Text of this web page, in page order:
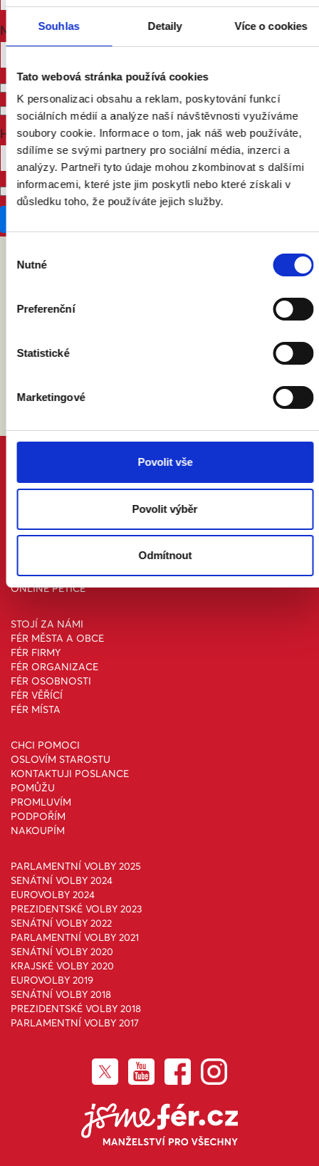
Souhlas Detaily Více o cookies
Tato webová stránka používá cookies
K personalizaci obsahu a reklam, poskytování funkcí
sociálních médií a analýze naší návštěvnosti využíváme
soubory cookie. Informace o tom, jak náš web používáte,
sdílíme se svými partnery pro sociální média, inzerci a
analýzy. Partneři tyto údaje mohou zkombinovat s dalšími
informacemi, které jste jim poskytli nebo které získali v
důsledku toho, že používáte jejich služby.
souhlasu
Nutné
Preferenční
Statistické
Marketingové
Povolit vše
Povolit výběr
Odmítnout
Mobile phone (optional)
Send me text messages
How many other people are you bringing?
Don't publish my RSVP on the website
ABY VÁM O MANŽELSTVÍ NIC
DŮVODY A ODPOVĚDI
NÁZORY ODBORNÍKŮ A ODBORNIC
KONTAKT A MÉDIA
AKTUALITY
ONLINE PETICE
STOJÍ ZA NÁMI
FÉR MĚSTA A OBCE
FÉR FIRMY
FÉR ORGANIZACE
FÉR OSOBNOSTI
FÉR VĚŘÍCÍ
FÉR MÍSTA
CHCI POMOCI
OSLOVÍM STAROSTU
KONTAKTUJI POSLANCE
POMŮŽU
PROMLUVÍM
PODPOŘÍM
NAKOUPÍM
PARLAMENTNÍ VOLBY 2025
SENÁTNÍ VOLBY 2024
EUROVOLBY 2024
PREZIDENTSKÉ VOLBY 2023
SENÁTNÍ VOLBY 2022
PARLAMENTNÍ VOLBY 2021
SENÁTNÍ VOLBY 2020
KRAJSKÉ VOLBY 2020
EUROVOLBY 2019
SENÁTNÍ VOLBY 2018
PREZIDENTSKÉ VOLBY 2018
PARLAMENTNÍ VOLBY 2017